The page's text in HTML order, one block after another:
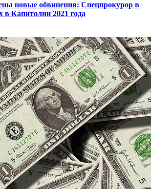
новые обвинения: Спецпрокурор в
в Капитолии 2021 года